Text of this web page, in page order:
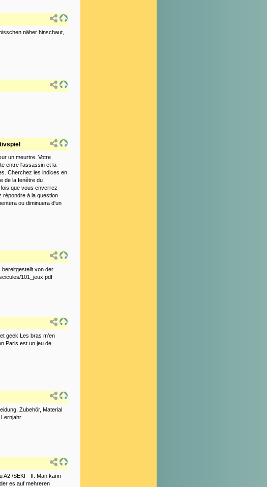
näher hinschaut,
un meurtre. Votre
entre l'assassin et la
Cherchez les indices en
de la fenêtre du
que vous enverrez
répondre à la question
ou diminuera d'un
von der
101_jeux.pdf
geek Les bras m’en
Paris est un jeu de
Zubehör, Material
A2 /SEKI - II. Man kann
es auf mehreren